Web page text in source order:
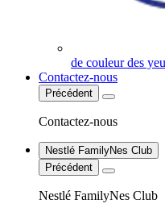
de couleur des
Contactez-nous
Précédent
Contactez-nous
Nestlé FamilyNes Club
Précédent
Nestlé FamilyNes Club